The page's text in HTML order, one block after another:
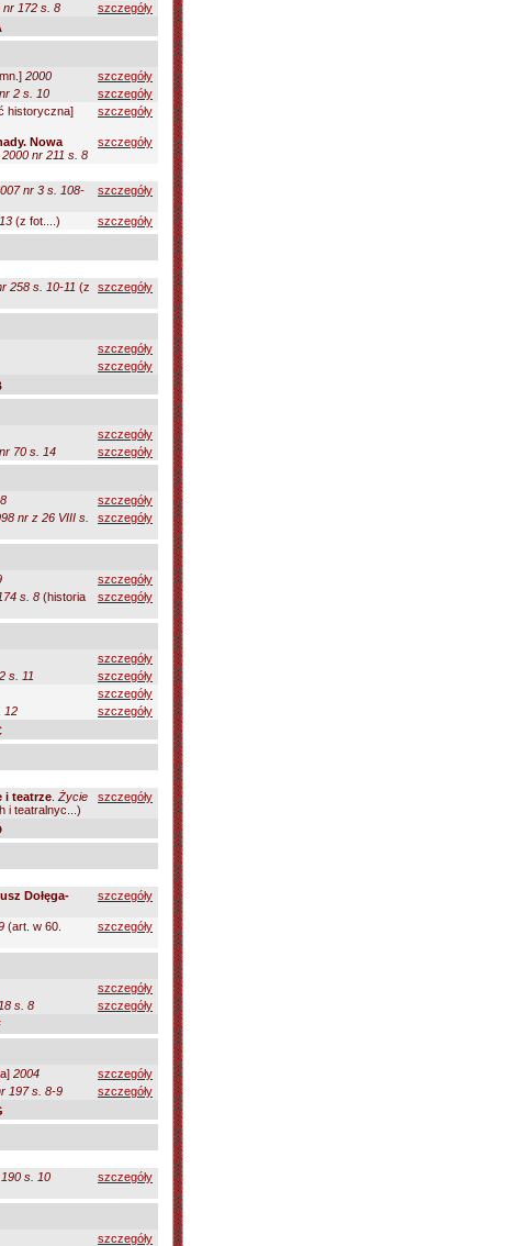
nr 172 s. 8
szczegóły
2000
szczegóły
2 s. 10
szczegóły
historyczna]
szczegóły
Nowa
nr 211 s. 8
szczegóły
nr 3 s. 108-
szczegóły
(z fot....) szczegóły
258 s. 10-11 (z
szczegóły
szczegóły
szczegóły
szczegóły
70 s. 14 szczegóły
szczegóły
nr z 26 VIII s.
szczegóły
szczegóły
s. 8 (historia
szczegóły
szczegóły
s. 11
szczegóły
szczegóły
12
szczegóły
i teatrze Życie
i teatralnyc...)
szczegóły
Dołęga-
szczegóły
(art. w 60.
szczegóły
szczegóły
s. 8
szczegóły
2004
szczegóły
197 s. 8-9
szczegóły
s. 10
szczegóły
szczegóły